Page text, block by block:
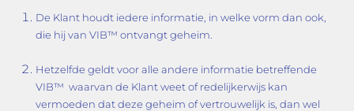
De Klant houdt iedere informatie, in welke vorm dan ook,
die hij van VIB™ ontvangt geheim.
Hetzelfde geldt voor alle andere informatie betreffende
VIB™ waarvan de Klant weet of redelijkerwijs kan
vermoeden dat deze geheim of vertrouwelijk is, dan wel